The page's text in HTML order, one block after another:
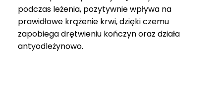
podczas leżenia, pozytywnie wpływa na
prawidłowe krążenie krwi, dzięki czemu
zapobiega drętwieniu kończyn oraz działa
antyodleżynowo.